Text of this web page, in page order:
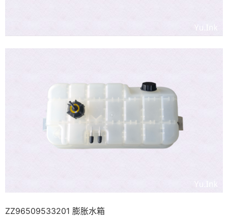
ZZ96509533201 膨胀水箱